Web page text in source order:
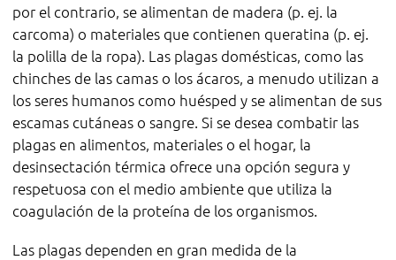
por el contrario, se alimentan de madera (p. ej. la
carcoma) o materiales que contienen queratina (p. ej.
la polilla de la ropa). Las plagas domésticas, como las
chinches de las camas o los ácaros, a menudo utilizan a
los seres humanos como huésped y se alimentan de sus
escamas cutáneas o sangre. Si se desea combatir las
plagas en alimentos, materiales o el hogar, la
desinsectación térmica ofrece una opción segura y
respetuosa con el medio ambiente que utiliza la
coagulación de la proteína de los organismos.
Las plagas dependen en gran medida de la